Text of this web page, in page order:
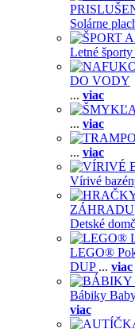
Solárne
Letné
DO VODY
... viac
... viac
... viac
Vírivé
ZÁHRADU
Detské
LEGO®
DUP ... viac
Bábiky
viac